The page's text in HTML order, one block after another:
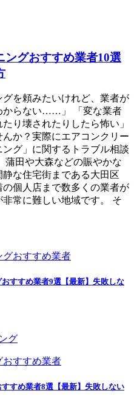
ングおすすめ業者10選
グを頼みたいけれど、業者が
からない……」 「変な業者
り壊されたりしたら怖い」
か？実際にエアコンクリー
グ」に関するトラブル相談
蒲田や大森などの賑やかな
な住宅街まである大田区
個人店まで数多くの業者が
常に難しい地域です。 そ
すすめ業者9選【最新】失敗しな
グ
すめ業者8選【最新】失敗しない